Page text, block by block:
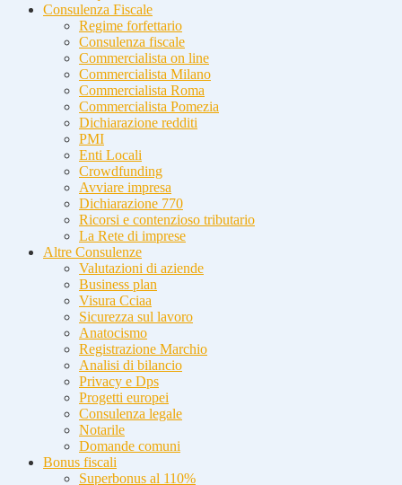
Consulenza Fiscale
Regime forfettario
Consulenza fiscale
Commercialista on line
Commercialista Milano
Commercialista Roma
Commercialista Pomezia
Dichiarazione redditi
PMI
Enti Locali
Crowdfunding
Avviare impresa
Dichiarazione 770
Ricorsi e contenzioso tributario
La Rete di imprese
Altre Consulenze
Valutazioni di aziende
Business plan
Visura Cciaa
Sicurezza sul lavoro
Anatocismo
Registrazione Marchio
Analisi di bilancio
Privacy e Dps
Progetti europei
Consulenza legale
Notarile
Domande comuni
Bonus fiscali
Superbonus al 110%